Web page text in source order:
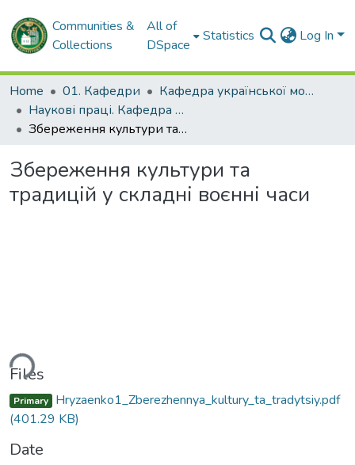
Communities &
Collections
All of
DSpace
Statistics Log In
Home 01. Кафедри
Кафедра української мови та педагогіки
Наукові праці. Кафедра української мови та педагогіки
Збереження культури та традицій у складні воєнні часи
Збереження культури та
традицій у складні воєнні часи
Files
Primary Hryzaenko1_Zberezhennya_kultury_ta_tradytsiy.pdf
(401.29 KB)
Date